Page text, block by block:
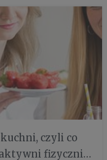
czyli co
fizycznie.